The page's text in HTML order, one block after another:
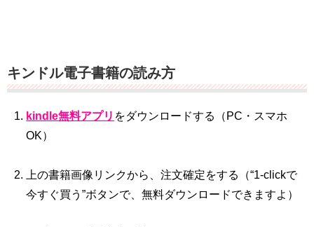
キンドル電子書籍の読み方
kindle無料アプリ をダウンロードする（PC・スマホ
OK）
上の書籍画像リンクから、注文確定をする（“1‐clickで
今すぐ買う”ボタンで、無料ダウンロードできますよ）